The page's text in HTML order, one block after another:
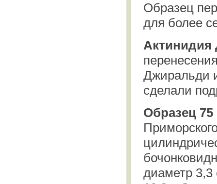
Образец
для более
Джиральди
сделали
Образец 75
диаметр